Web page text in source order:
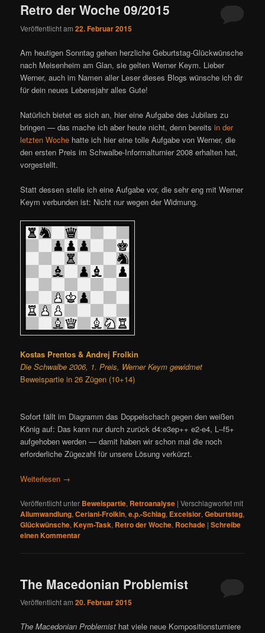
Retro der Woche 09/2015
Veröffentlicht am22. Februar 2015
Am heutigen Sonntag gehen herzliche Geburtstag-Glückwünsche
nach Meisenheim am Glan, sie gelten Werner Keym. Lieber
Werner, auch im Namen aller Leser dieses Blogs wünsche ich dir
für dein neues Lebensjahr alles Gute!
Natürlich bietet es sich an, hier eine Aufgabe des Jubilars zu
bringen — das mache ich aber heute nicht, denn bereitsin der
letzten Woche hatte ich hier eine tolle Aufgabe von Werner, die
den ersten Preis im Schwalbe-Informalturnier 2008 erhalten hat,
vorgestellt.
Statt dessen stelle ich eine Aufgabe vor, die sehr eng mit Werner
Keym verbunden ist: Nicht nur wegen der Widmung.
Kostas Prentos & Andrej Frolkin
Die Schwalbe 2006, 1. Preis, Werner Keym gewidmet
Beweispartie in 26 Zügen (10+14)
Sofort fällt im Diagramm das Doppelschach gegen den weißen
König auf: Das kann nur durch zurück d4:e3ep++ e2-e4, L–f5+
aufgehoben werden — damit haben wir schon mal die noch
erforderliche Zügezahl für unsere Lösung verkürzt.
Weiterlesen →
Veröffentlicht unter Beweispartie, Retroanalyse |Verschlagwortet mit
Allumwandlung,Ceriani-Frolkin,e.p.-Schlag, Excelsior,Geburtstag,
Glückwünsche,Keym-Task, Retro der Woche, Rochade |Schreibe
einen Kommentar
The Macedonian Problemist
Veröffentlicht am20. Februar 2015
The Macedonian Problemist hat viele neue Kompositionsturniere